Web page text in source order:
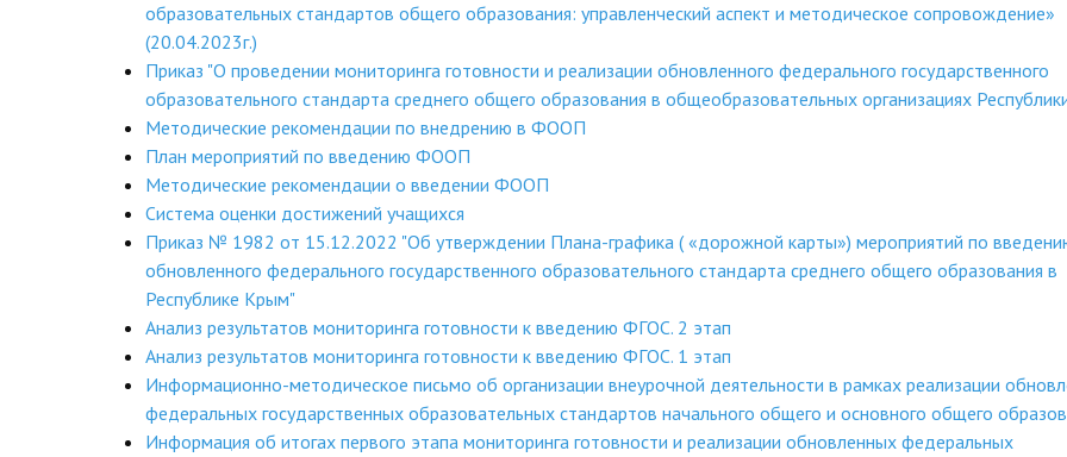
образовательных стандартов общего образования: управленческий аспект и методическое сопровождение»
(20.04.2023г.)
Приказ "О проведении мониторинга готовности и реализации обновленного федерального государственного
образовательного стандарта среднего общего образования в общеобразовательных организациях
Методические рекомендации по внедрению в ФООП
План мероприятий по введению ФООП
Методические рекомендации о введении ФООП
Система оценки достижений учащихся
Приказ № 1982 от 15.12.2022 "Об утверждении Плана-графика ( «дорожной карты») мероприятий по
обновленного федерального государственного образовательного стандарта среднего общего образования в
Республике Крым"
Анализ результатов мониторинга готовности к введению ФГОС. 2 этап
Анализ результатов мониторинга готовности к введению ФГОС. 1 этап
Информационно-методическое письмо об организации внеурочной деятельности в рамках реализации
федеральных государственных образовательных стандартов начального общего и основного общего
Информация об итогах первого этапа мониторинга готовности и реализации обновленных федеральных